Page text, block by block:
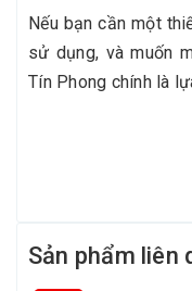
Nếu bạn cần một
sử dụng, và muốn
Tín Phong chính là
Sản phẩm liên